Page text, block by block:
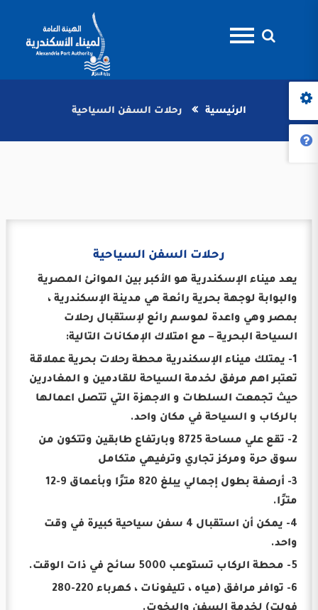
الرئيسية رحلات السفن السياحية
رحلات السفن السياحية
يعد ميناء الإسكندرية هو الأكبر بين الموانئ المصرية
والبوابة لوجهة بحرية رائعة هي مدينة الإسكندرية ،
بمصر وهي واعدة لموسم رائع لإستقبال رحلات
السياحة البحرية – مع امتلاك الإمكانات التالية:
1- يمتلك ميناء الإسكندرية محطة رحلات بحرية عملاقة
تعتبر اهم مرفق لخدمة السياحة للقادمين و المغادرين
حيث تجمعت السلطات و الاجهزة التي تتصل اعمالها
بالركاب و السياحة في مكان واحد.
2- تقع علي مساحة 8725 وبارتفاع طابقين وتتكون من
سوق حرة ومركز تجاري وترفيهي متكامل
3- أرصفة بطول إجمالي يبلغ 820 مترًا وبأعماق 9-12
مترًا.
4- يمكن أن استقبال 4 سفن سياحية كبيرة في وقت
واحد.
5- محطة الركاب تستوعب 5000 سائح في ذات الوقت.
6- توافر مرافق (مياه ، تليفونات ، كهرباء 220-280